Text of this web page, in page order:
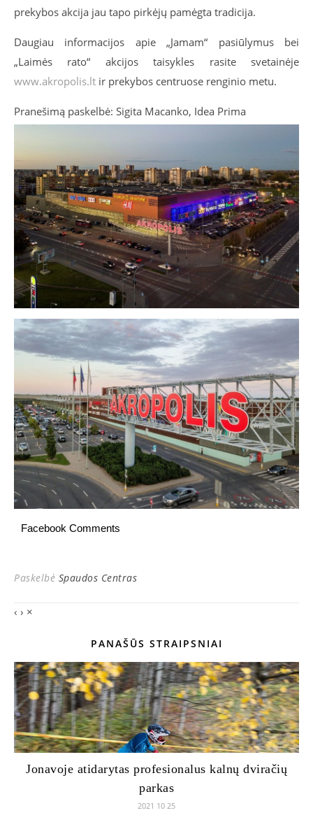
prekybos akcija jau tapo pirkėjų pamėgta tradicija.
Daugiau informacijos apie „Jamam“ pasiūlymus bei
„Laimės rato“ akcijos taisykles rasite svetainėje
www.akropolis.lt ir prekybos centruose renginio metu.
Pranešimą paskelbė: Sigita Macanko, Idea Prima
Facebook Comments
Paskelbė Spaudos Centras
‹ › ×
PANAŠŪS STRAIPSNIAI
Jonavoje atidarytas profesionalus kalnų dviračių
parkas
2021 10 25